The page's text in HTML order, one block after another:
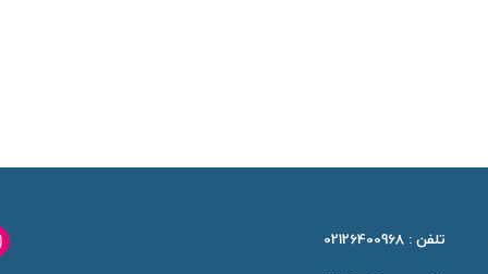
تلفن : 02126400968